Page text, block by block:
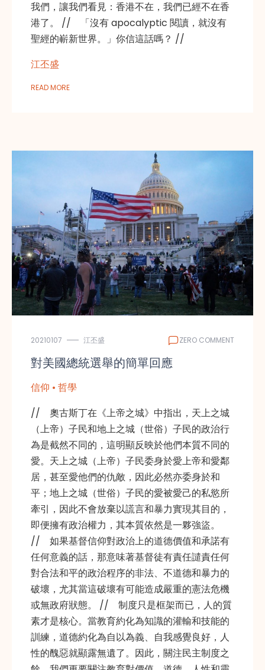
我們，讓我們看見：香港不在，我們已經不在香
港了。 // 「沒有 apocalyptic 閱讀，就沒有
聖經的嶄新世界。」你信這話嗎？ //
江丕盛
READ MORE
20210107 江丕盛 ZERO COMMENT
對美國總統選舉的簡單回應
信仰 • 哲學
// 奧古斯丁在《上帝之城》中指出，天上之城
（上帝）子民和地上之城（世俗）子民的政治行
為是截然不同的，這明顯反映於他們本質不同的
愛。天上之城（上帝）子民委身於愛上帝和愛鄰
居，甚至愛他們的仇敵，因此必然亦委身於和
平；地上之城（世俗）子民的愛被愛己的私慾所
牽引，因此不會放棄以謊言和暴力實現其目的，
即便擁有政治權力，其本質依然是一夥強盜。
// 如果基督信仰對政治上的道德價值和承諾有
任何意義的話，那意味著基督徒有責任譴責任何
對合法和平的政治程序的非法、不道德和暴力的
破壞，尤其當這破壞有可能造成嚴重的憲法危機
或無政府狀態。 // 制度只是框架而已，人的質
素才是核心。當教育約化為知識的灌輸和技能的
訓練，道德約化為自以為義、自我感覺良好，人
性的醜惡就顯露無遺了。因此，關注民主制度之